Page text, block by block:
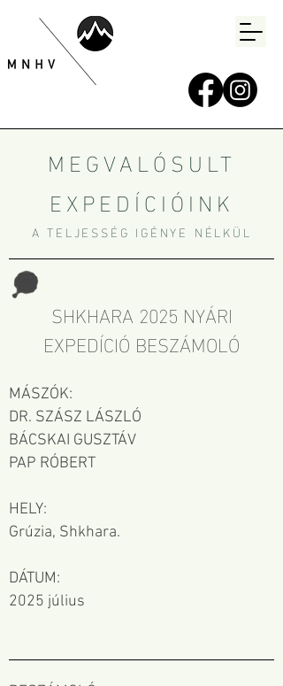
MEGVALÓSULT
EXPEDÍCIÓINK
A TELJESSÉG IGÉNYE NÉLKÜL
SHKHARA 2025 NYÁRI
EXPEDÍCIÓ BESZÁMOLÓ
MÁSZÓK:
DR. SZÁSZ LÁSZLÓ
BÁCSKAI GUSZTÁV
PAP RÓBERT
HELY:
Grúzia, Shkhara.
DÁTUM:
2025 július